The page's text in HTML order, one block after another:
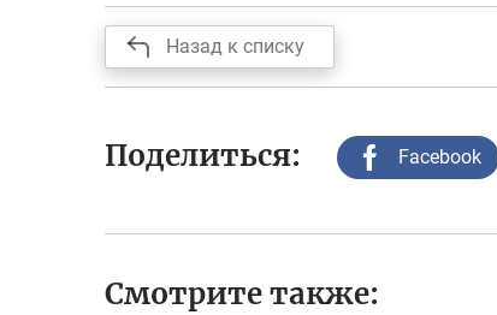
Назад к списку
Поделиться: Facebook
Смотрите также: